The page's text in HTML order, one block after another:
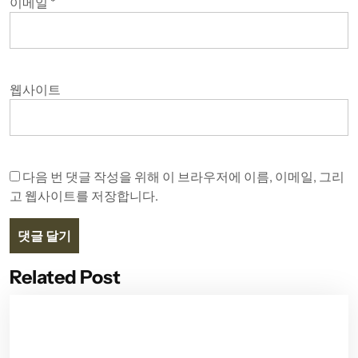
웹사이트
다음 번 댓글 작성을 위해 이 브라우저에 이름, 이메일, 그리
고 웹사이트를 저장합니다.
Related Post